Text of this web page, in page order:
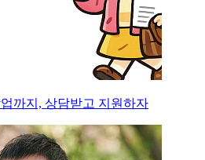
까지, 상담받고 지원하자